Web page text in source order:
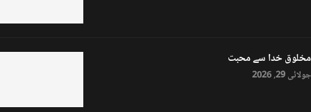
مخلوق خدا سے محبت
جولائی 29, 2026